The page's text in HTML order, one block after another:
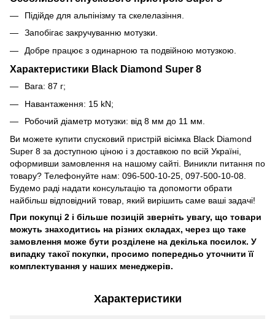
Підійде для альпінізму та скелелазіння.
Запобігає закручуванню мотузки.
Добре працює з одинарною та подвійною мотузкою.
Характеристики Black Diamond Super 8
Вага: 87 г;
Навантаження: 15 kN;
Робочий діаметр мотузки: від 8 мм до 11 мм.
Ви можете купити спусковий пристрій вісімка Black Diamond
Super 8 за доступною ціною і з доставкою по всій Україні,
оформивши замовлення на нашому сайті. Виникли питання по
товару? Телефонуйте нам: 096-500-10-25, 097-500-10-08.
Будемо раді надати консультацію та допомогти обрати
найбільш відповідний товар, який вирішить саме ваші задачі!
При покупці 2 і більше позицій зверніть увагу, що товари
можуть знаходитись на різних складах, через що таке
замовлення може бути розділене на декілька посилок. У
випадку такої покупки, просимо попередньо уточнити її
комплектування у наших менеджерів.
Характеристики